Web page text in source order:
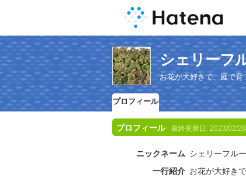
シェリーフ
お花が大好きで、庭で
プロフィール
プロフィール 最終更新日: 2023/02/28
ニックネーム シェリーフル
一行紹介 お花が大好き